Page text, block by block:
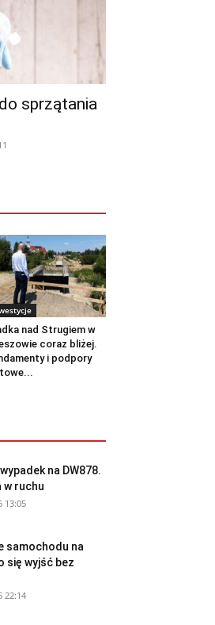
sprzątania
nad Strugiem w
coraz bliżej.
i podpory
na DW878.
w ruchu
13:05
samochodu na
się wyjść bez
22:14